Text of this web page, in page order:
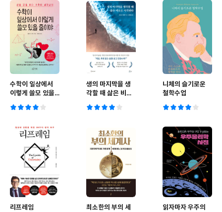
수학이 일상에서
이렇게 쓸모 있을
생의 마지막을 생
각할 때 삶은 비로
니체의 슬기로운
철학수업
리프레임
최소한의 부의 세
읽자마자 우주의